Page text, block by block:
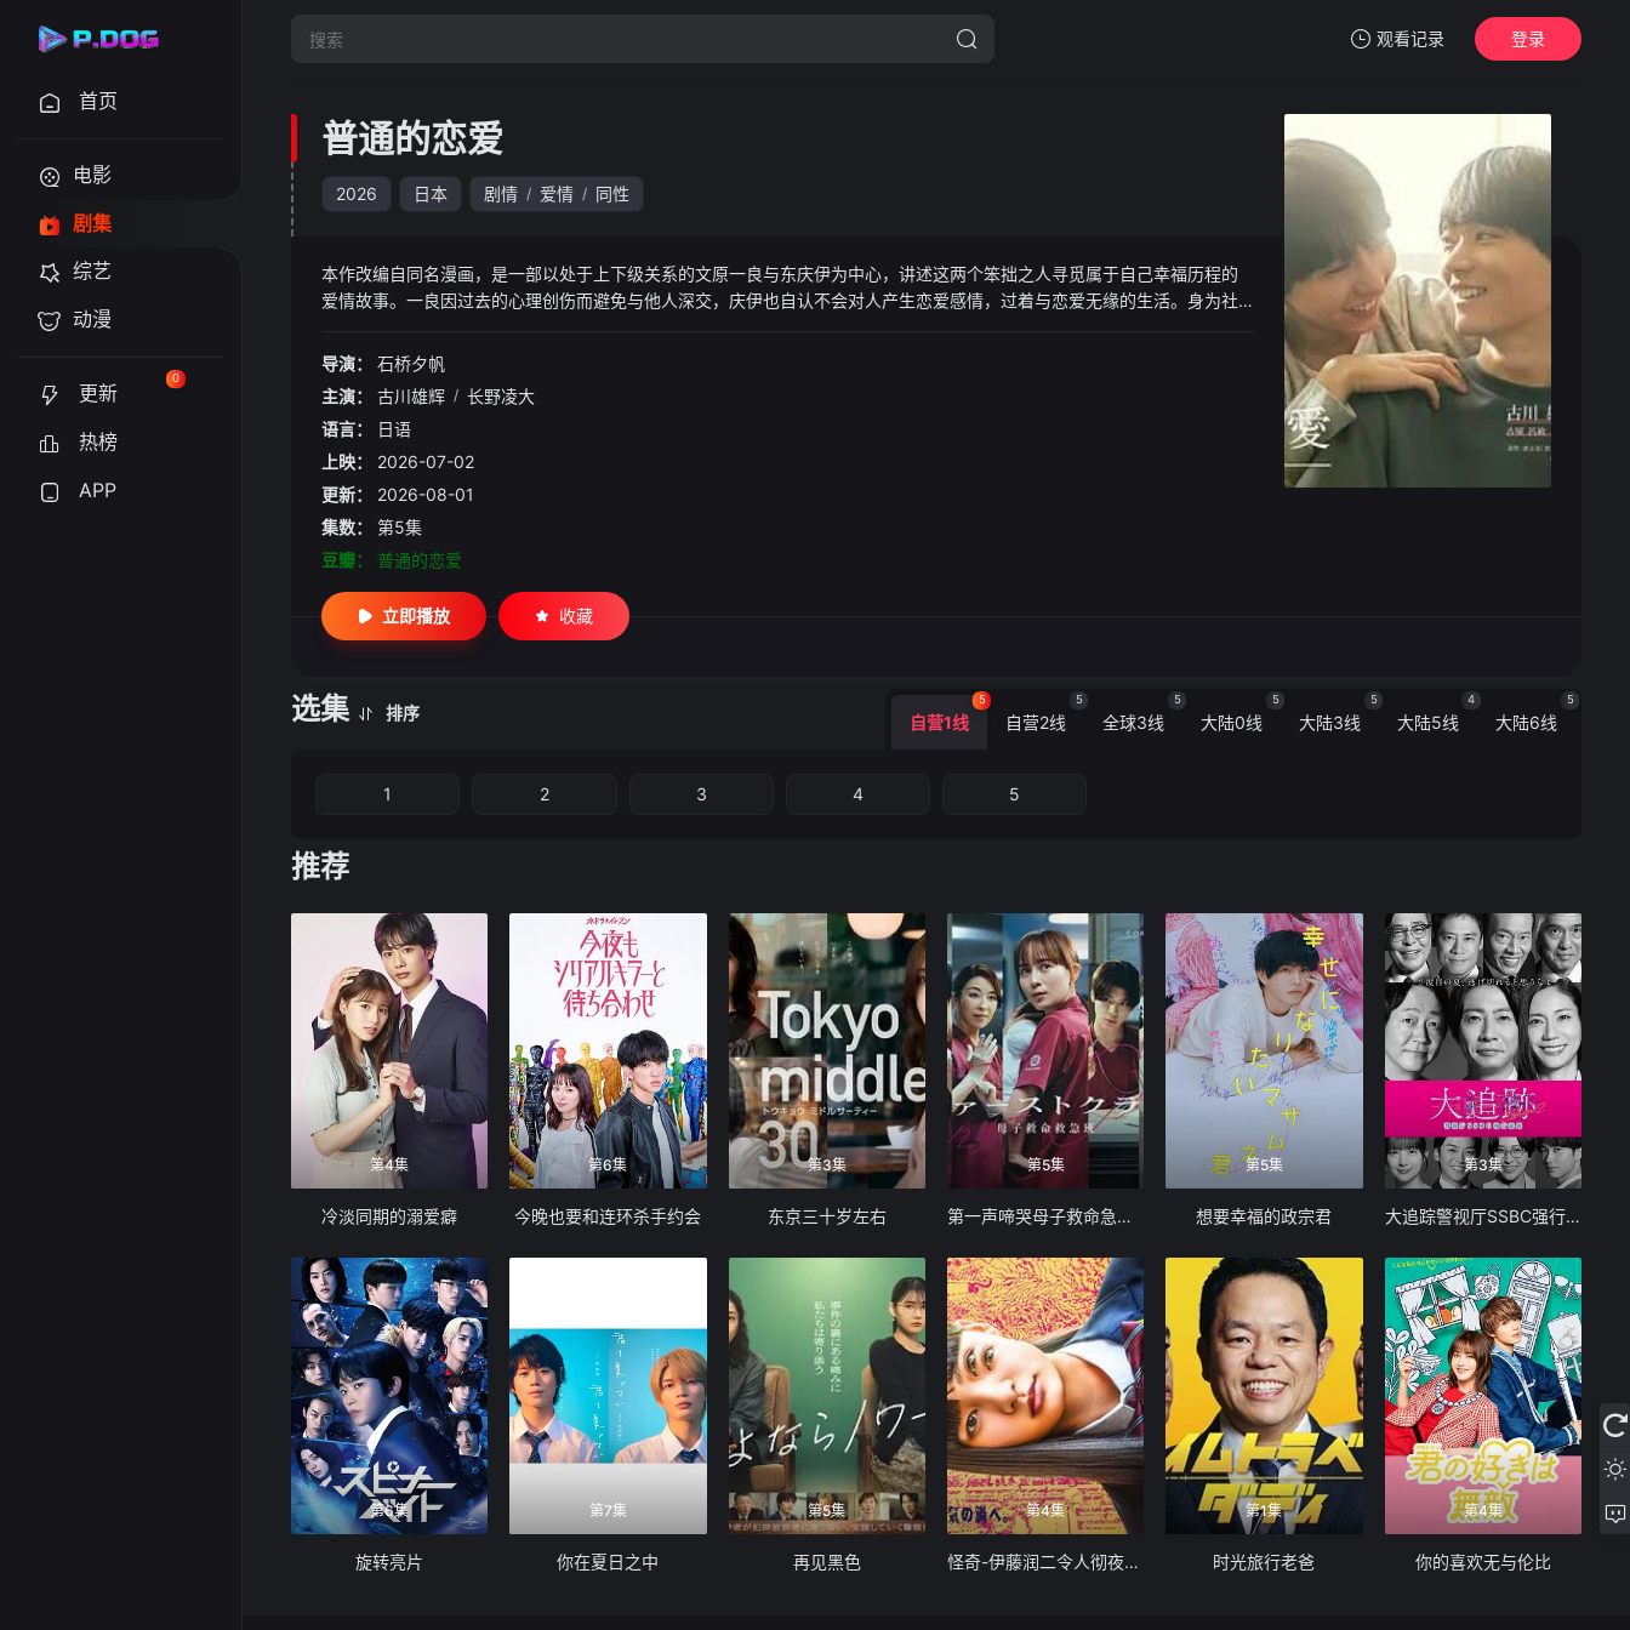
观看记录
暂无观看影片的记录
登录
首页
电影
剧集
综艺
动漫
更新
0
热榜
APP
普通的恋爱
2026 日本 剧情 / 爱情 / 同性
本作改编自同名漫画，是一部以处于上下级关系的文原一良与东庆伊为中心，讲述这两个笨拙之人寻觅属于自己幸福历程的
爱情故事。一良因过去的心理创伤而避免与他人深交，庆伊也自认不会对人产生恋爱感情，过着与恋爱无缘的生活。身为社
某日，借着酒劲的一良向他坦白了“自己是同性恋”这一事实。直正也描绘笨拙而温柔的恋爱模样。
导演：
石桥夕帆
主演：
古川雄辉 / 长野凌大
语言：
日语
上映：
2026-07-02
更新：
2026-08-01
集数：
第5集
豆瓣：
普通的恋爱
立即播放 收藏
选集 排序 自营1线
5
自营2线
5
全球3线
5
大陆0线
5
大陆3线
5
大陆5线
4
大陆6线
5
1 2 3 4 5
推荐
第4集
冷淡同期的溺爱癖
第6集
今晚也要和连环杀手约会
第3集
东京三十岁左右
第5集
第一声啼哭母子救命急救班
第5集
想要幸福的政宗君
第3集
大追踪警视厅SSBC强行犯系第二季
第6集
旋转亮片
第7集
你在夏日之中
第5集
再见黑色
第4集
怪奇-伊藤润二令人彻夜难眠的奇异故事
第1集
时光旅行老爸
第4集
你的喜欢无与伦比